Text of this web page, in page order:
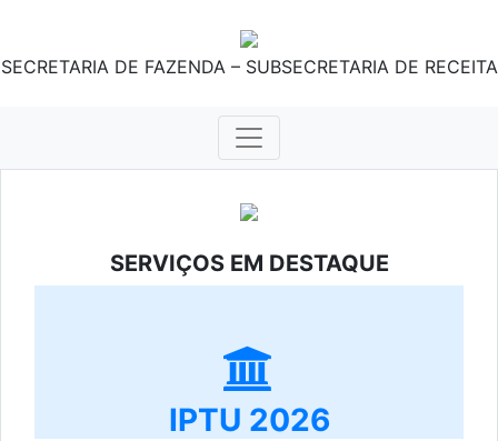
SECRETARIA DE FAZENDA – SUBSECRETARIA DE RECEITA
SERVIÇOS EM DESTAQUE
IPTU 2026